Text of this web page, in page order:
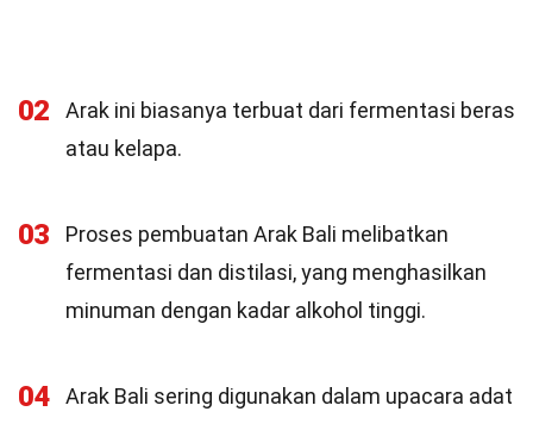
02
Arak ini biasanya terbuat dari fermentasi beras
atau kelapa.
03
Proses pembuatan Arak Bali melibatkan
fermentasi dan distilasi, yang menghasilkan
minuman dengan kadar alkohol tinggi.
04
Arak Bali sering digunakan dalam upacara adat